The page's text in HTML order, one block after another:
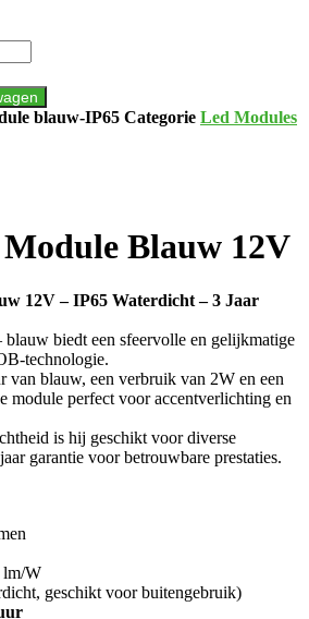
blauw-IP65 Categorie Led Modules
Blauw 12V
12V – IP65 Waterdicht – 3 Jaar
biedt een sfeervolle en gelijkmatige
technologie.
van blauw, een verbruik van 2W en een
module perfect voor accentverlichting en
is hij geschikt voor diverse
garantie voor betrouwbare prestaties.
lm/W
geschikt voor buitengebruik)